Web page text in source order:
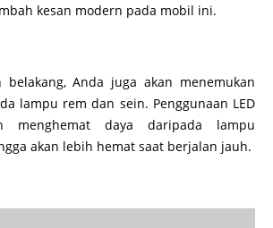
kesan modern pada mobil ini.
belakang, Anda juga akan menemukan
lampu rem dan sein. Penggunaan LED
menghemat daya daripada lampu
akan lebih hemat saat berjalan jauh.